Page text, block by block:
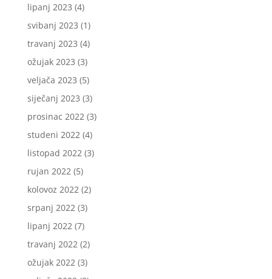
lipanj 2023 (4)
svibanj 2023 (1)
travanj 2023 (4)
ožujak 2023 (3)
veljača 2023 (5)
siječanj 2023 (3)
prosinac 2022(3)
studeni 2022(4)
listopad 2022(3)
rujan 2022(5)
kolovoz 2022(2)
srpanj 2022(3)
lipanj 2022(7)
travanj 2022(2)
ožujak 2022(3)